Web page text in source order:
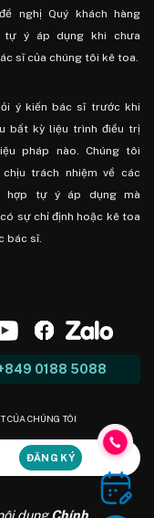
nghị Quý khách hàng
tự ý áp dụng khi chưa
sĩ của chúng tôi kê toa.
ý kiến ​​bác sĩ trước khi
bất kỳ liệu trình điều trị
pháp nào. Chúng tôi
chịu trách nhiệm về các
hợp tự ý áp dụng mà
sự chỉ định hoặc kê toa
bác sĩ.
0188 5088
CỦA CHÚNG TÔI
dungChính